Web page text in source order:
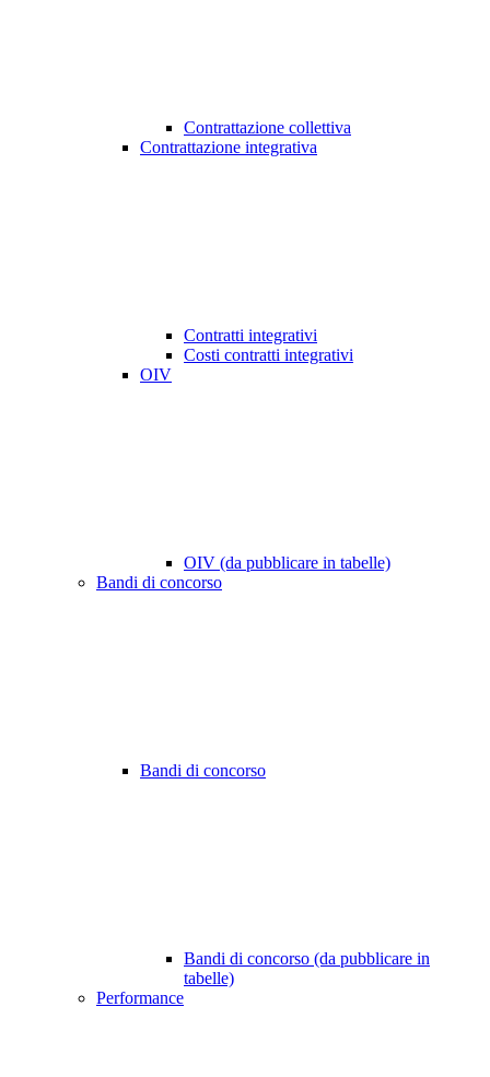
Contrattazione collettiva
Contrattazione integrativa
Contratti integrativi
Costi contratti integrativi
OIV
OIV (da pubblicare in tabelle)
Bandi di concorso
Bandi di concorso
Bandi di concorso (da pubblicare in
tabelle)
Performance